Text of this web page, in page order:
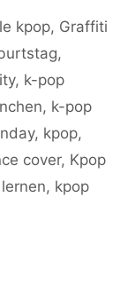
kpop, Graffiti
,
, k-pop
, k-pop
, kpop,
cover, Kpop
, kpop